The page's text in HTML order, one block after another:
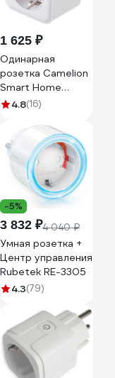
1 625 ₽
Одинарная
розетка Camelion
Smart Home
BNS/SH-1/16A/WIFI
WiFi+Счетчик+Контроль
14503
4.8(16)
-5%
3 832 ₽4 040 ₽
Умная розетка +
Центр управления
Rubetek RE-3305
4.3(79)